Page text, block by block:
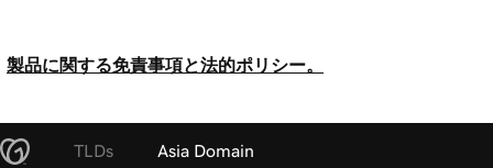
製品に関する免責事項と法的ポリシー。
TLDs Asia Domain